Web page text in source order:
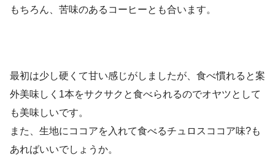
もちろん、苦味のあるコーヒーとも合います。
最初は少し硬くて甘い感じがしましたが、食べ慣れると案
外美味しく1本をサクサクと食べられるのでオヤツとして
も美味しいです。
また、生地にココアを入れて食べるチュロスココア味?も
あればいいでしょうか。